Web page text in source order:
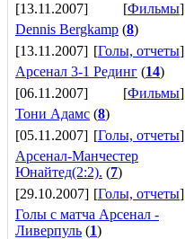
[13.11.2007]
[Фильмы]
Dennis Bergkamp (8)
[13.11.2007] [Голы, отчеты]
Арсенал 3-1 Рединг (14)
[06.11.2007]
[Фильмы]
Тони Адамс (8)
[05.11.2007] [Голы, отчеты]
Арсенал-Манчестер
Юнайтед(2:2). (7)
[29.10.2007] [Голы, отчеты]
Голы с матча Арсенал -
Ливерпуль (1)